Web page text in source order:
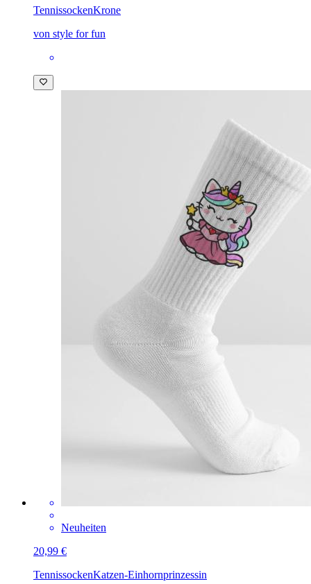
TennissockenKrone
von style for fun
Neuheiten
20,99 €
TennissockenKatzen-Einhornprinzessin